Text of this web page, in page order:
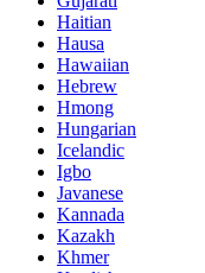
Haitian
Hausa
Hawaiian
Hebrew
Hmong
Hungarian
Icelandic
Igbo
Javanese
Kannada
Kazakh
Khmer